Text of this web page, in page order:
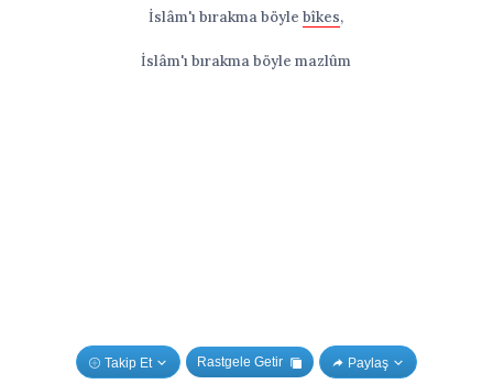
İslâm'ı bırakma böylebîkes,
İslâm'ı bırakma böyle mazlûm
Takip Et Rastgele Getir Paylaş